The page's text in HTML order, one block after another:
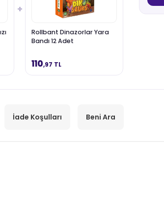
+
Rollbant Dinazorlar Yara
Bandı 12 Adet
110,97 TL
İade Koşulları Beni Ara